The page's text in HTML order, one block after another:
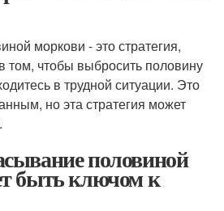
моркови - это стратегия,
том, чтобы выбросить половину
в трудной ситуации. Это
но эта стратегия может
половиной
быть ключом к